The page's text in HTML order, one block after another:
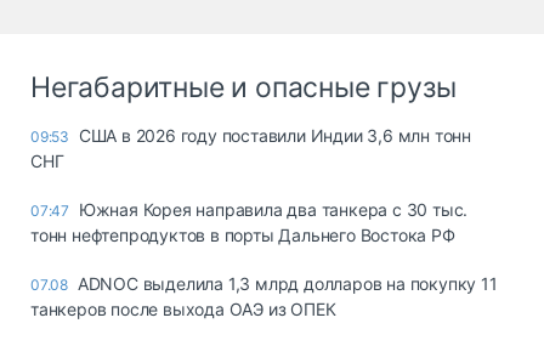
Негабаритные и опасные грузы
09:53
США в 2026 году поставили Индии 3,6 млн тонн
СНГ
07:47
Южная Корея направила два танкера с 30 тыс.
тонн нефтепродуктов в порты Дальнего Востока РФ
07.08 ADNOC выделила 1,3 млрд долларов на покупку 11
танкеров после выхода ОАЭ из ОПЕК